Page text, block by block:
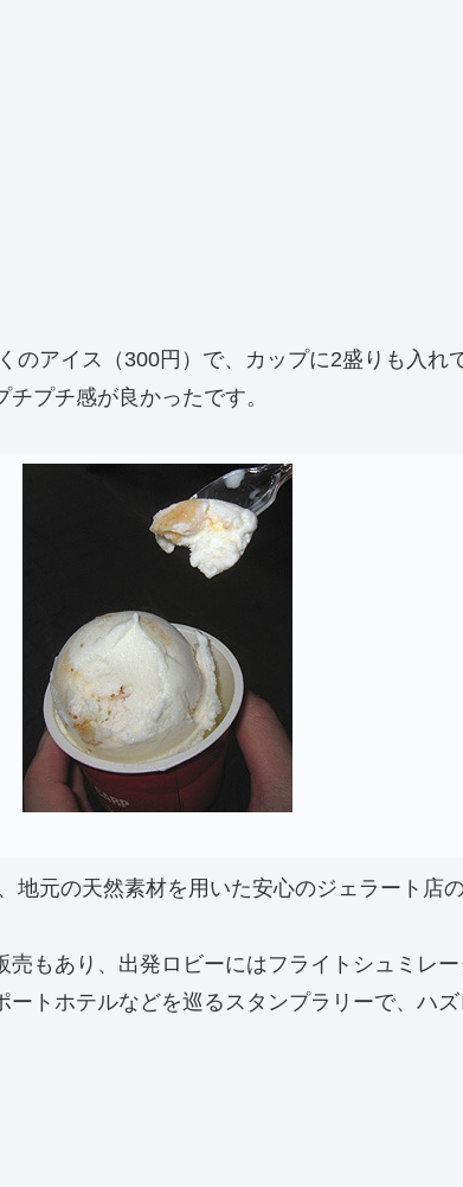
のアイス（300円）で、カップに2盛りも入れ
プチ感が良かったです。
地元の天然素材を用いた安心のジェラート店
もあり、出発ロビーにはフライトシュミレー
トホテルなどを巡るスタンプラリーで、ハズ